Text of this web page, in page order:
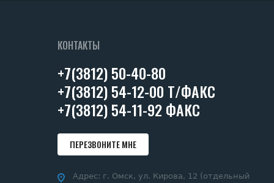
КОНТАКТЫ
+7(3812) 50-40-80
+7(3812) 54-12-00 Т/ФАКС
+7(3812) 54-11-92 ФАКС
ПЕРЕЗВОНИТЕ МНЕ
Адрес: г. Омск, ул. Кирова, 12 (отдельный